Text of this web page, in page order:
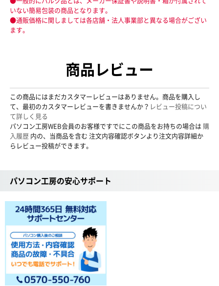
いない簡易包装の商品となります。
●通販価格に関しましては各店舗・法人事業部と異なる場合がござい
ます。
商品レビュー
この商品にはまだカスタマーレビューはありません。商品を購入し
て、最初のカスタマーレビューを書きませんか？ レビュー投稿につい
て詳しく見る
パソコン工房WEB会員のお客様ですでにこの商品をお持ちの場合は 購
入履歴 内の、当商品を含む 注文内容確認ボタンより注文内容詳細か
らレビュー投稿ができます。
パソコン工房の安心サポート